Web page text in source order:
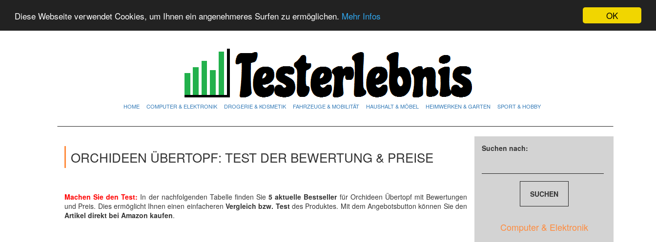
OK
Diese Webseite verwendet Cookies, um Ihnen ein angenehmeres Surfen zu ermöglichen. Mehr Infos
HOME COMPUTER & ELEKTRONIK DROGERIE & KOSMETIK FAHRZEUGE & MOBILITÄT HAUSHALT & MÖBEL HEIMWERKEN & GARTEN SPORT & HOBBY
ORCHIDEEN ÜBERTOPF: TEST DER BEWERTUNG & PREISE
Machen Sie den Test: In der nachfolgenden Tabelle finden Sie 5 aktuelle Bestsellerfür Orchideen Übertopf mit Bewertungen
und Preis. Dies ermöglicht Ihnen einen einfacherenVergleich bzw. Testdes Produktes. Mit dem Angebotsbutton können Sie den
Artikel direkt bei Amazon kaufen.
Suchen nach:
Computer & Elektronik